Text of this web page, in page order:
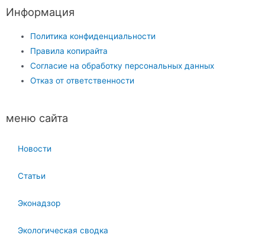
Информация
Политика конфиденциальности
Правила копирайта
Согласие на обработку персональных данных
Отказ от ответственности
меню сайта
Новости
Статьи
Эконадзор
Экологическая сводка